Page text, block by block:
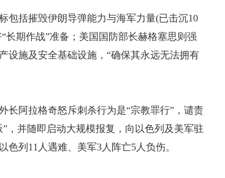
括摧毁伊朗导弹能力与海军力量(已击沉10
长期作战”准备；美国国防部长赫格塞思则强
设施及安全基础设施，“确保其永远无法拥有
阿拉格奇怒斥刺杀行为是“宗教罪行”，谴责
，并随即启动大规模报复，向以色列及美军驻
列11人遇难、美军3人阵亡5人负伤。